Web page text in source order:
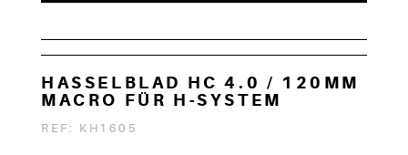
HASSELBLAD HC 4.0 / 120MM
MACRO FÜR H-SYSTEM
REF: KH1605